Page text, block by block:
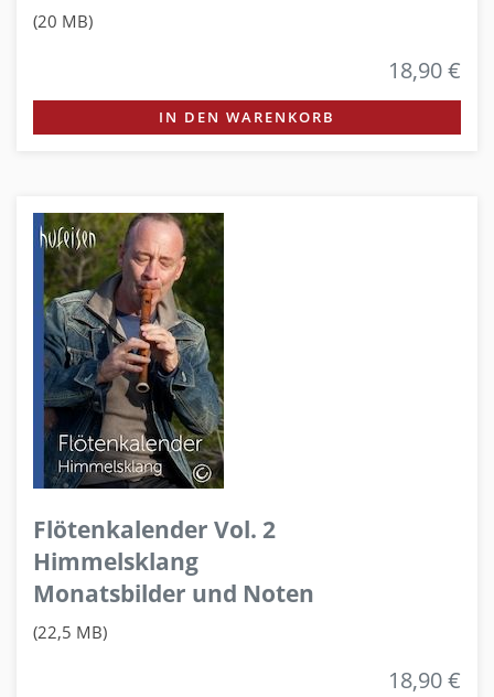
(20 MB)
18,90 €
IN DEN WARENKORB
Flötenkalender Vol. 2
Himmelsklang
Monatsbilder und Noten
(22,5 MB)
18,90 €